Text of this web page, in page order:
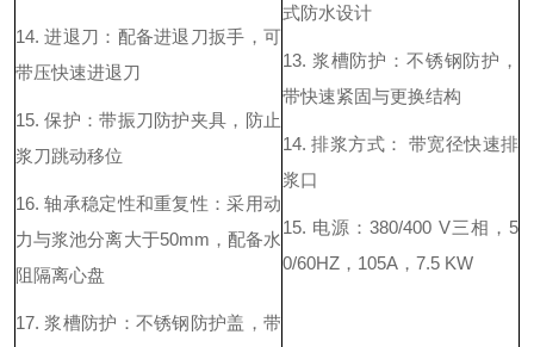
14. 进退刀：配备进退刀扳手，可
带压快速进退刀
15. 保护：带振刀防护夹具，防止
浆刀跳动移位
16. 轴承稳定性和重复性：采用动
力与浆池分离大于50mm ，配备水
阻隔离心盘
17. 浆槽防护：不锈钢防护盖，带
式防水设计
13. 浆槽防护：不锈钢防护，
带快速紧固与更换结构
14. 排浆方式 ：
带宽径快速排
浆口
15. 电源：380/400 V三相， 5
0/60HZ ， 105A ， 7.5 KW